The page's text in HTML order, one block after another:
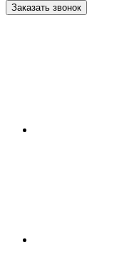
Заказать звонок